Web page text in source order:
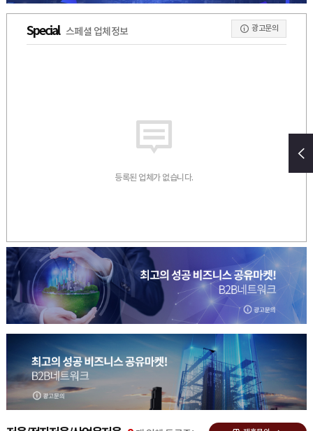
Special 스페셜 업체정보 광고문의
등록된 업체가 없습니다.